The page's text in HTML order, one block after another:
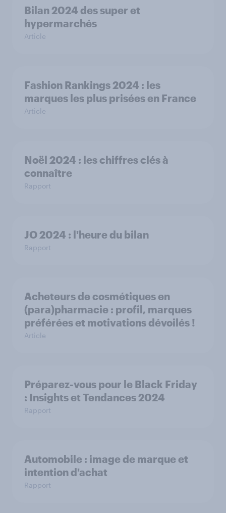
Bilan 2024 des super et
hypermarchés
Article
Fashion Rankings 2024 : les
marques les plus prisées en France
Article
Noël 2024 : les chiffres clés à
connaître
Rapport
JO 2024 : l'heure du bilan
Rapport
Acheteurs de cosmétiques en
(para)pharmacie : profil, marques
préférées et motivations dévoilés !
Article
Préparez-vous pour le Black Friday
: Insights et Tendances 2024
Rapport
Automobile : image de marque et
intention d'achat
Rapport